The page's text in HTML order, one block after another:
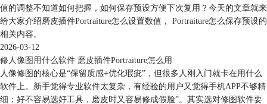
值的调整不知道如何把握，如何保存预设方便下次复用？今天的文章就来
给大家介绍磨皮插件Portraiture怎么设置数值， Portraiture怎么保存预设的
相关内容。
2026-03-12
修人像图用什么软件 磨皮插件Portraiture怎么用
人像修图的核心是“保留质感+优化瑕疵”，但很多人刚入门就卡在用什么
软件上。新手觉得专业软件太复杂，有经验的用户又觉得手机APP不够精
细；好不容易选好工具，磨皮时又容易修成假脸”。其实选对修图软件要